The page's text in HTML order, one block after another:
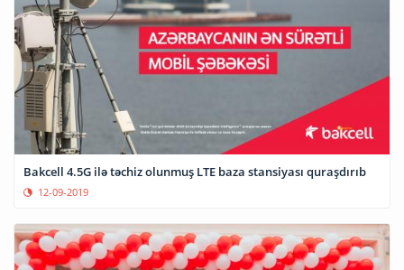
Bakcell 4.5G ilə təchiz olunmuş LTE baza stansiyası quraşdırıb
12-09-2019